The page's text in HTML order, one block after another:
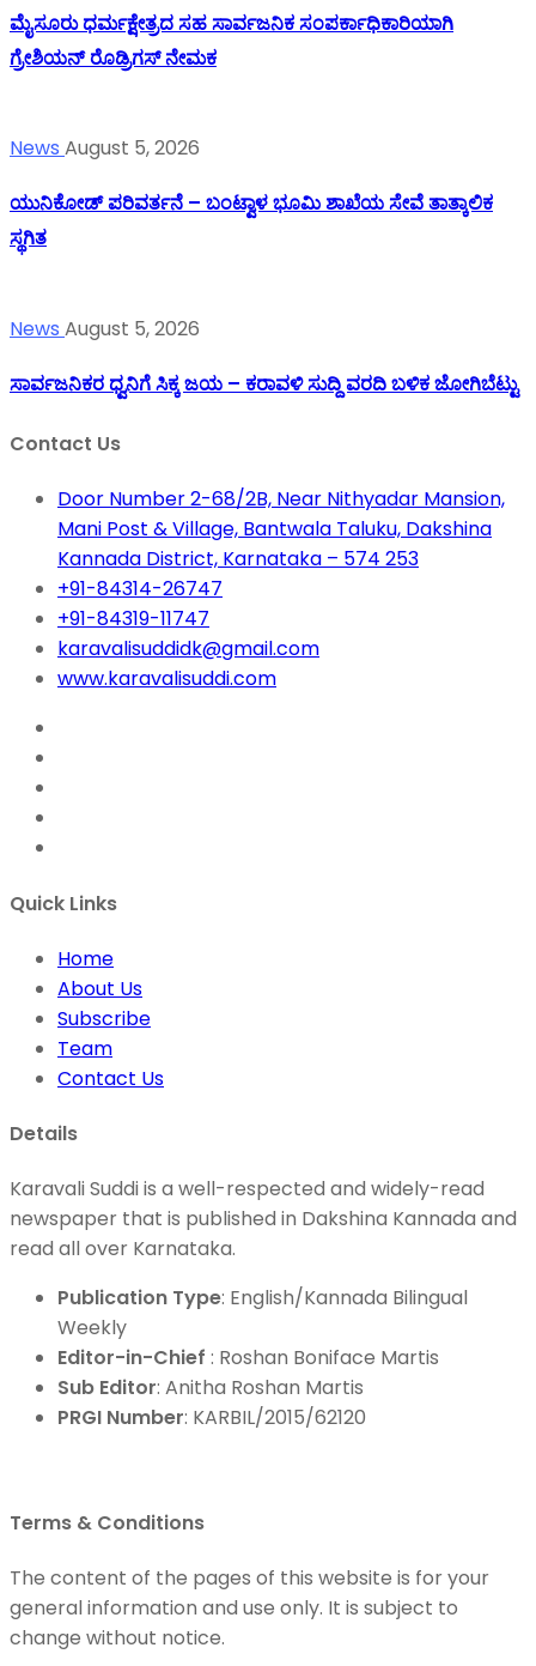
ಮೈಸೂರು ಧರ್ಮಕ್ಷೇತ್ರದ ಸಹ ಸಾರ್ವಜನಿಕ ಸಂಪರ್ಕಾಧಿಕಾರಿಯಾಗಿ
ಗ್ರೇಶಿಯನ್ ರೊಡ್ರಿಗಸ್ ನೇಮಕ
News August 5, 2026
ಯುನಿಕೋಡ್ ಪರಿವರ್ತನೆ – ಬಂಟ್ವಾಳ ಭೂಮಿ ಶಾಖೆಯ ಸೇವೆ ತಾತ್ಕಾಲಿಕ
ಸ್ಥಗಿತ
News August 5, 2026
ಸಾರ್ವಜನಿಕರ ಧ್ವನಿಗೆ ಸಿಕ್ಕ ಜಯ – ಕರಾವಳಿ ಸುದ್ದಿ ವರದಿ ಬಳಿಕ ಜೋಗಿಬೆಟ್ಟು
Contact Us
Door Number 2-68/2B, Near Nithyadar Mansion,
Mani Post & Village, Bantwala Taluku, Dakshina
Kannada District, Karnataka – 574 253
+91-84314-26747
+91-84319-11747
karavalisuddidk@gmail.com
www.karavalisuddi.com
Quick Links
Home
About Us
Subscribe
Team
Contact Us
Details
Karavali Suddi is a well-respected and widely-read
newspaper that is published in Dakshina Kannada and
read all over Karnataka.
Publication Type: English/Kannada Bilingual
Weekly
Editor-in-Chief : Roshan Boniface Martis
Sub Editor: Anitha Roshan Martis
PRGI Number: KARBIL/2015/62120
Terms & Conditions
The content of the pages of this website is for your
general information and use only. It is subject to
change without notice.